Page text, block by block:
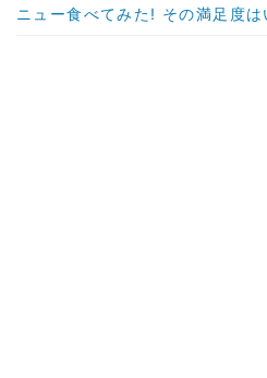
ニュー食べてみた! その満足度